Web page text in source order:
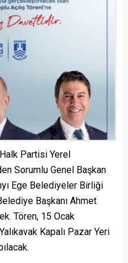
Partisi Yerel
Sorumlu Genel Başkan
Ege Belediyeler Birliği
Başkanı Ahmet
Tören, 15 Ocak
Kapalı Pazar Yeri